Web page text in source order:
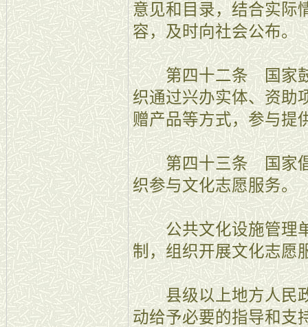
意见和目录，结合实际
容，及时向社会公布。
第四十二条 国家鼓
织通过兴办实体、资助
赠产品等方式，参与提
第四十三条 国家倡
织参与文化志愿服务。
公共文化设施管理单
制，组织开展文化志愿
县级以上地方人民政
动给予必要的指导和支